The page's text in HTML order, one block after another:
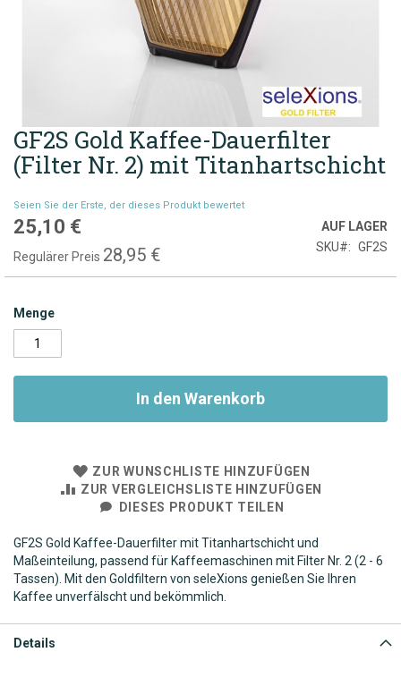
Zum
Anfang
der
springen
GF2S Gold Kaffee-Dauerfilter
(Filter Nr. 2) mit Titanhartschicht
Seien Sie der Erste, der dieses Produkt bewertet
Sonderpreis
25,10 €
Regulärer Preis 28,95 €
AUF LAGER
SKU
GF2S
Menge
In den Warenkorb
ZUR WUNSCHLISTE HINZUFÜGEN
ZUR VERGLEICHSLISTE HINZUFÜGEN
DIESES PRODUKT TEILEN
GF2S Gold Kaffee-Dauerfilter mit Titanhartschicht und
Maßeinteilung, passend für Kaffeemaschinen mit Filter Nr. 2 (2 - 6
Tassen). Mit den Goldfiltern von seleXions genießen Sie Ihren
Kaffee unverfälscht und bekömmlich.
Details